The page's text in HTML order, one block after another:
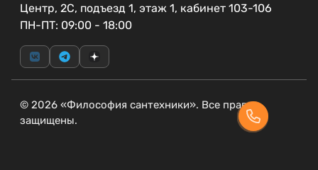
Создайте неповторимую атмосферу в вашей
ванной комнате с помощью поддона от BelBagno
и наслаждайтесь каждый раз, когда выполняете
водные процедуры.
Центр, 2С, подъезд 1, этаж 1, кабинет 103-106
ПН-ПТ: 09:00 - 18:00
© 2026 «Философия сантехники». Все права
защищены.